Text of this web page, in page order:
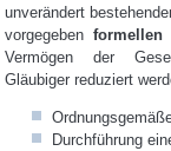
unverändert
vorgegebenformellen
Vermögen der
Gläubiger reduziert
Durchführung